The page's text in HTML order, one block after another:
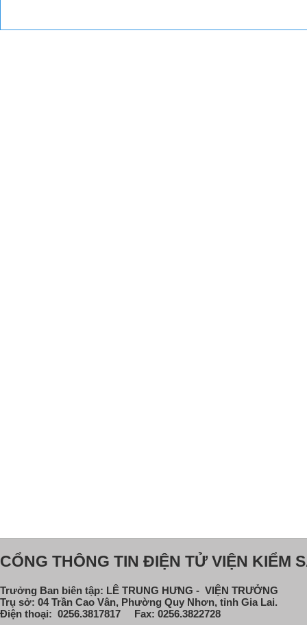
CỔNG THÔNG TIN ĐIỆN TỬ VIỆN KIỂM
Trưởng Ban biên tập: LÊ TRUNG HƯNG - VIỆN TRƯỞNG
Trụ sở: 04 Trần Cao Vân, Phường Quy Nhơn, tỉnh Gia Lai.
Điện thoại: 0256.3817817 Fax: 0256.3822728